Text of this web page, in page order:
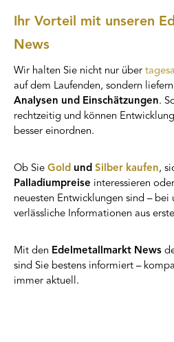
Ihr Vorteil mit unseren
News
Wir halten Sie nicht nur über
auf dem Laufenden, sondern
Analysen und Einschätzungen.
rechtzeitig und können
besser einordnen.
Ob Sie Gold und Silber kaufen,
Palladiumpreise interessieren
neuesten Entwicklungen sind – bei
verlässliche Informationen aus
Mit den Edelmetallmarkt News
sind Sie bestens informiert –
immer aktuell.